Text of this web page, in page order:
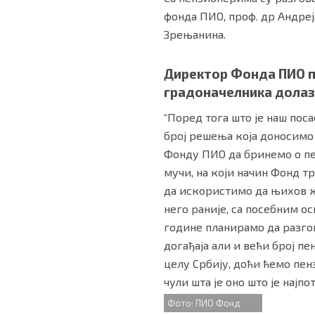
фонда ПИО, проф. др
Зрењанина.
Директор Фонда ПИО
градоначелника
“Поред тога што је наш
број решења која
Фонду ПИО да бринемо о
мучи, на који начин Фонд
да искористимо да њихов
него раније, са посебним
године планирамо да
догађаја али и већи број
целу Србију, доћи ћемо
чули шта је оно што је
Фото: ПИО Фонд